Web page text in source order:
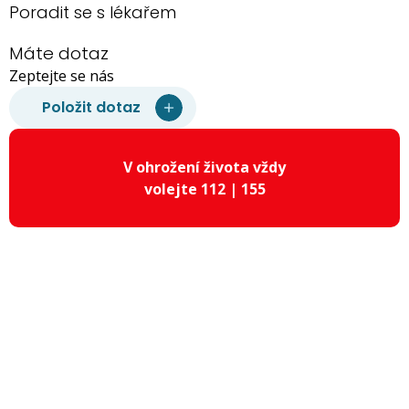
Poradit se s lékařem
Máte dotaz
Zeptejte se nás
Položit dotaz
V ohrožení života vždy
volejte 112 | 155